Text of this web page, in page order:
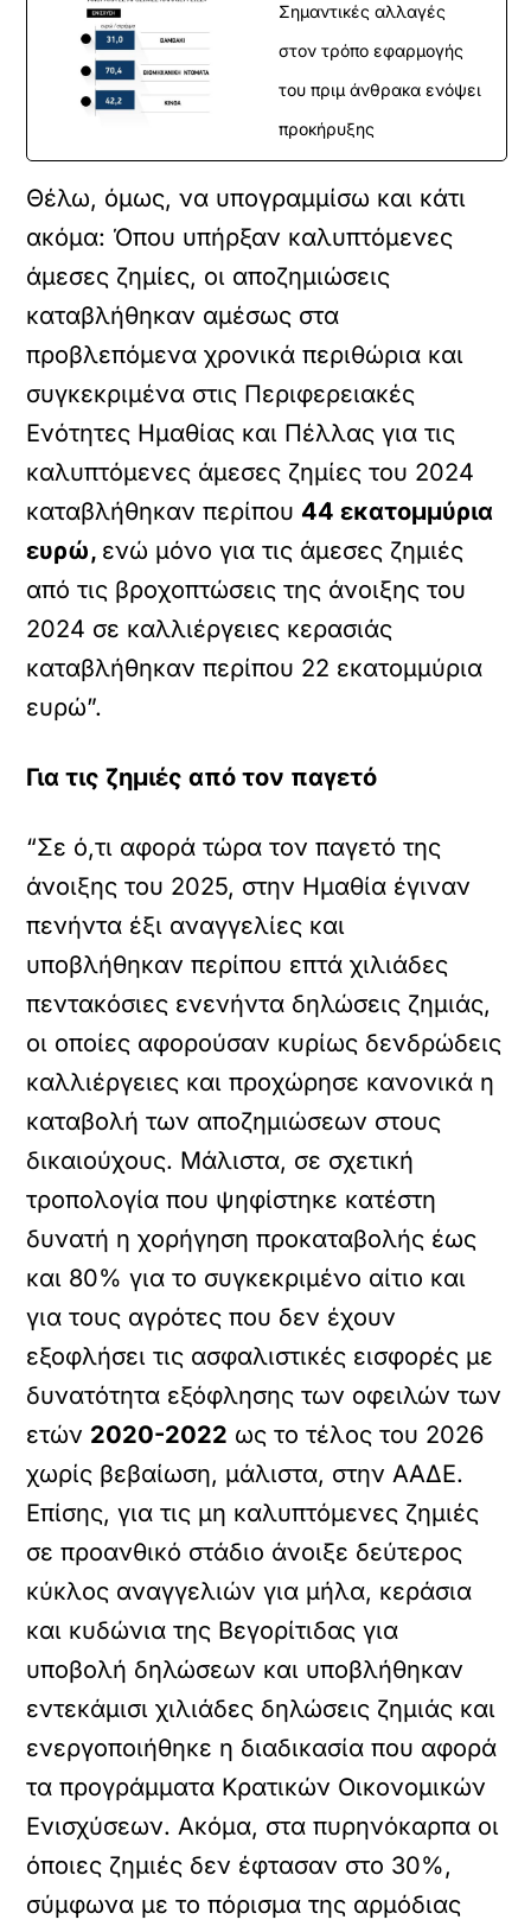
Σημαντικές αλλαγές
στον τρόπο εφαρμογής
του πριμ άνθρακα ενόψει
προκήρυξης
Θέλω, όμως, να υπογραμμίσω και κάτι
ακόμα: Όπου υπήρξαν καλυπτόμενες
άμεσες ζημίες, οι αποζημιώσεις
καταβλήθηκαν αμέσως στα
προβλεπόμενα χρονικά περιθώρια και
συγκεκριμένα στις Περιφερειακές
Ενότητες Ημαθίας και Πέλλας για τις
καλυπτόμενες άμεσες ζημίες του 2024
καταβλήθηκαν περίπου 44 εκατομμύρια
ευρώ, ενώ μόνο για τις άμεσες ζημιές
από τις βροχοπτώσεις της άνοιξης του
2024 σε καλλιέργειες κερασιάς
καταβλήθηκαν περίπου 22 εκατομμύρια
ευρώ”.
Για τις ζημιές από τον παγετό
“Σε ό,τι αφορά τώρα τον παγετό της
άνοιξης του 2025, στην Ημαθία έγιναν
πενήντα έξι αναγγελίες και
υποβλήθηκαν περίπου επτά χιλιάδες
πεντακόσιες ενενήντα δηλώσεις ζημιάς,
οι οποίες αφορούσαν κυρίως δενδρώδεις
καλλιέργειες και προχώρησε κανονικά η
καταβολή των αποζημιώσεων στους
δικαιούχους. Μάλιστα, σε σχετική
τροπολογία που ψηφίστηκε κατέστη
δυνατή η χορήγηση προκαταβολής έως
και 80% για το συγκεκριμένο αίτιο και
για τους αγρότες που δεν έχουν
εξοφλήσει τις ασφαλιστικές εισφορές με
δυνατότητα εξόφλησης των οφειλών των
ετών 2020-2022 ως το τέλος του 2026
χωρίς βεβαίωση, μάλιστα, στην ΑΑΔΕ.
Επίσης, για τις μη καλυπτόμενες ζημιές
σε προανθικό στάδιο άνοιξε δεύτερος
κύκλος αναγγελιών για μήλα, κεράσια
και κυδώνια της Βεγορίτιδας για
υποβολή δηλώσεων και υποβλήθηκαν
εντεκάμισι χιλιάδες δηλώσεις ζημιάς και
ενεργοποιήθηκε η διαδικασία που αφορά
τα προγράμματα Κρατικών Οικονομικών
Ενισχύσεων. Ακόμα, στα πυρηνόκαρπα οι
όποιες ζημιές δεν έφτασαν στο 30%,
σύμφωνα με το πόρισμα της αρμόδιας